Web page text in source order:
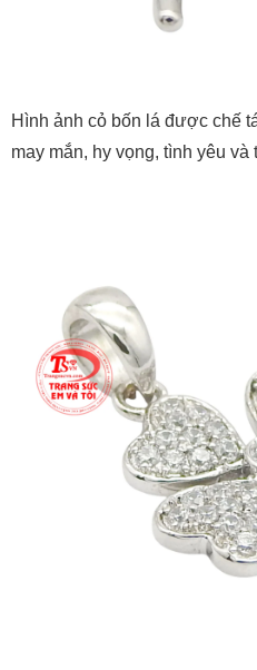
Hình ảnh cỏ bốn lá được chế
may mắn, hy vọng, tình yêu và